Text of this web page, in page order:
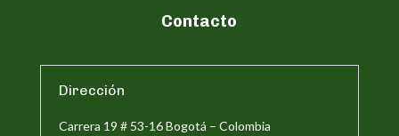
Contacto
Dirección
Carrera 19 # 53-16 Bogotá – Colombia